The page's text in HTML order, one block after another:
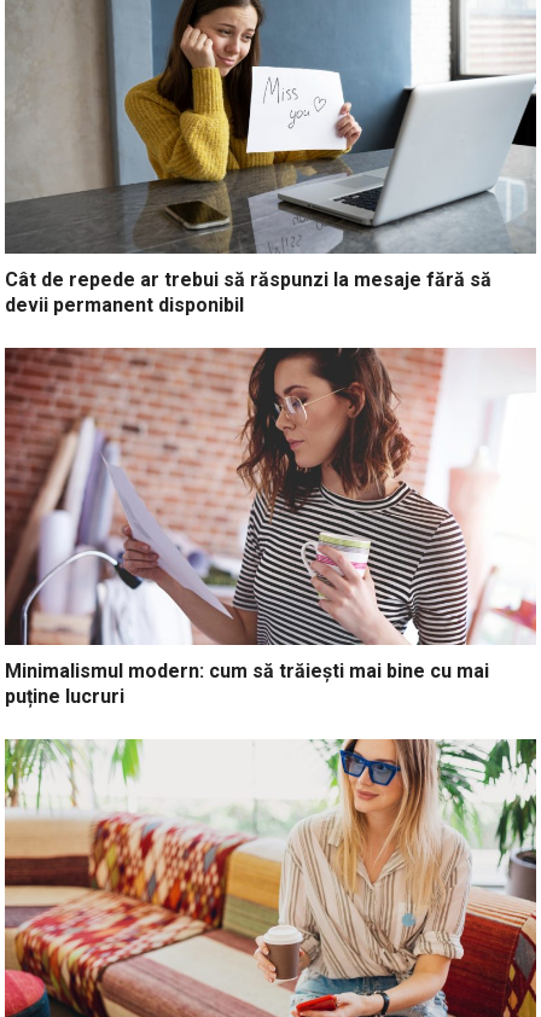
Cât de repede ar trebui să răspunzi la mesaje fără să
devii permanent disponibil
Minimalismul modern: cum să trăiești mai bine cu mai
puține lucruri